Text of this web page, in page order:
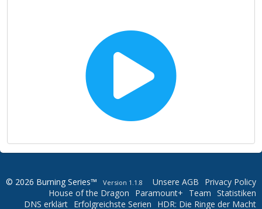
© 2026 Burning Series™ Version 1.1.8 Privacy Policy
Unsere AGB
Statistiken
Team
Paramount+
House of the Dragon
HDR: Die Ringe der Macht
Erfolgreichste Serien
DNS erklärt